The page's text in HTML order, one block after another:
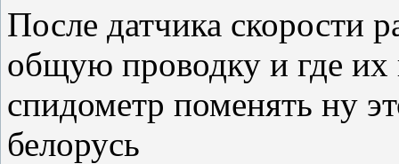
После датчика скорости
общую проводку и где их
спидометр поменять ну
белорусь